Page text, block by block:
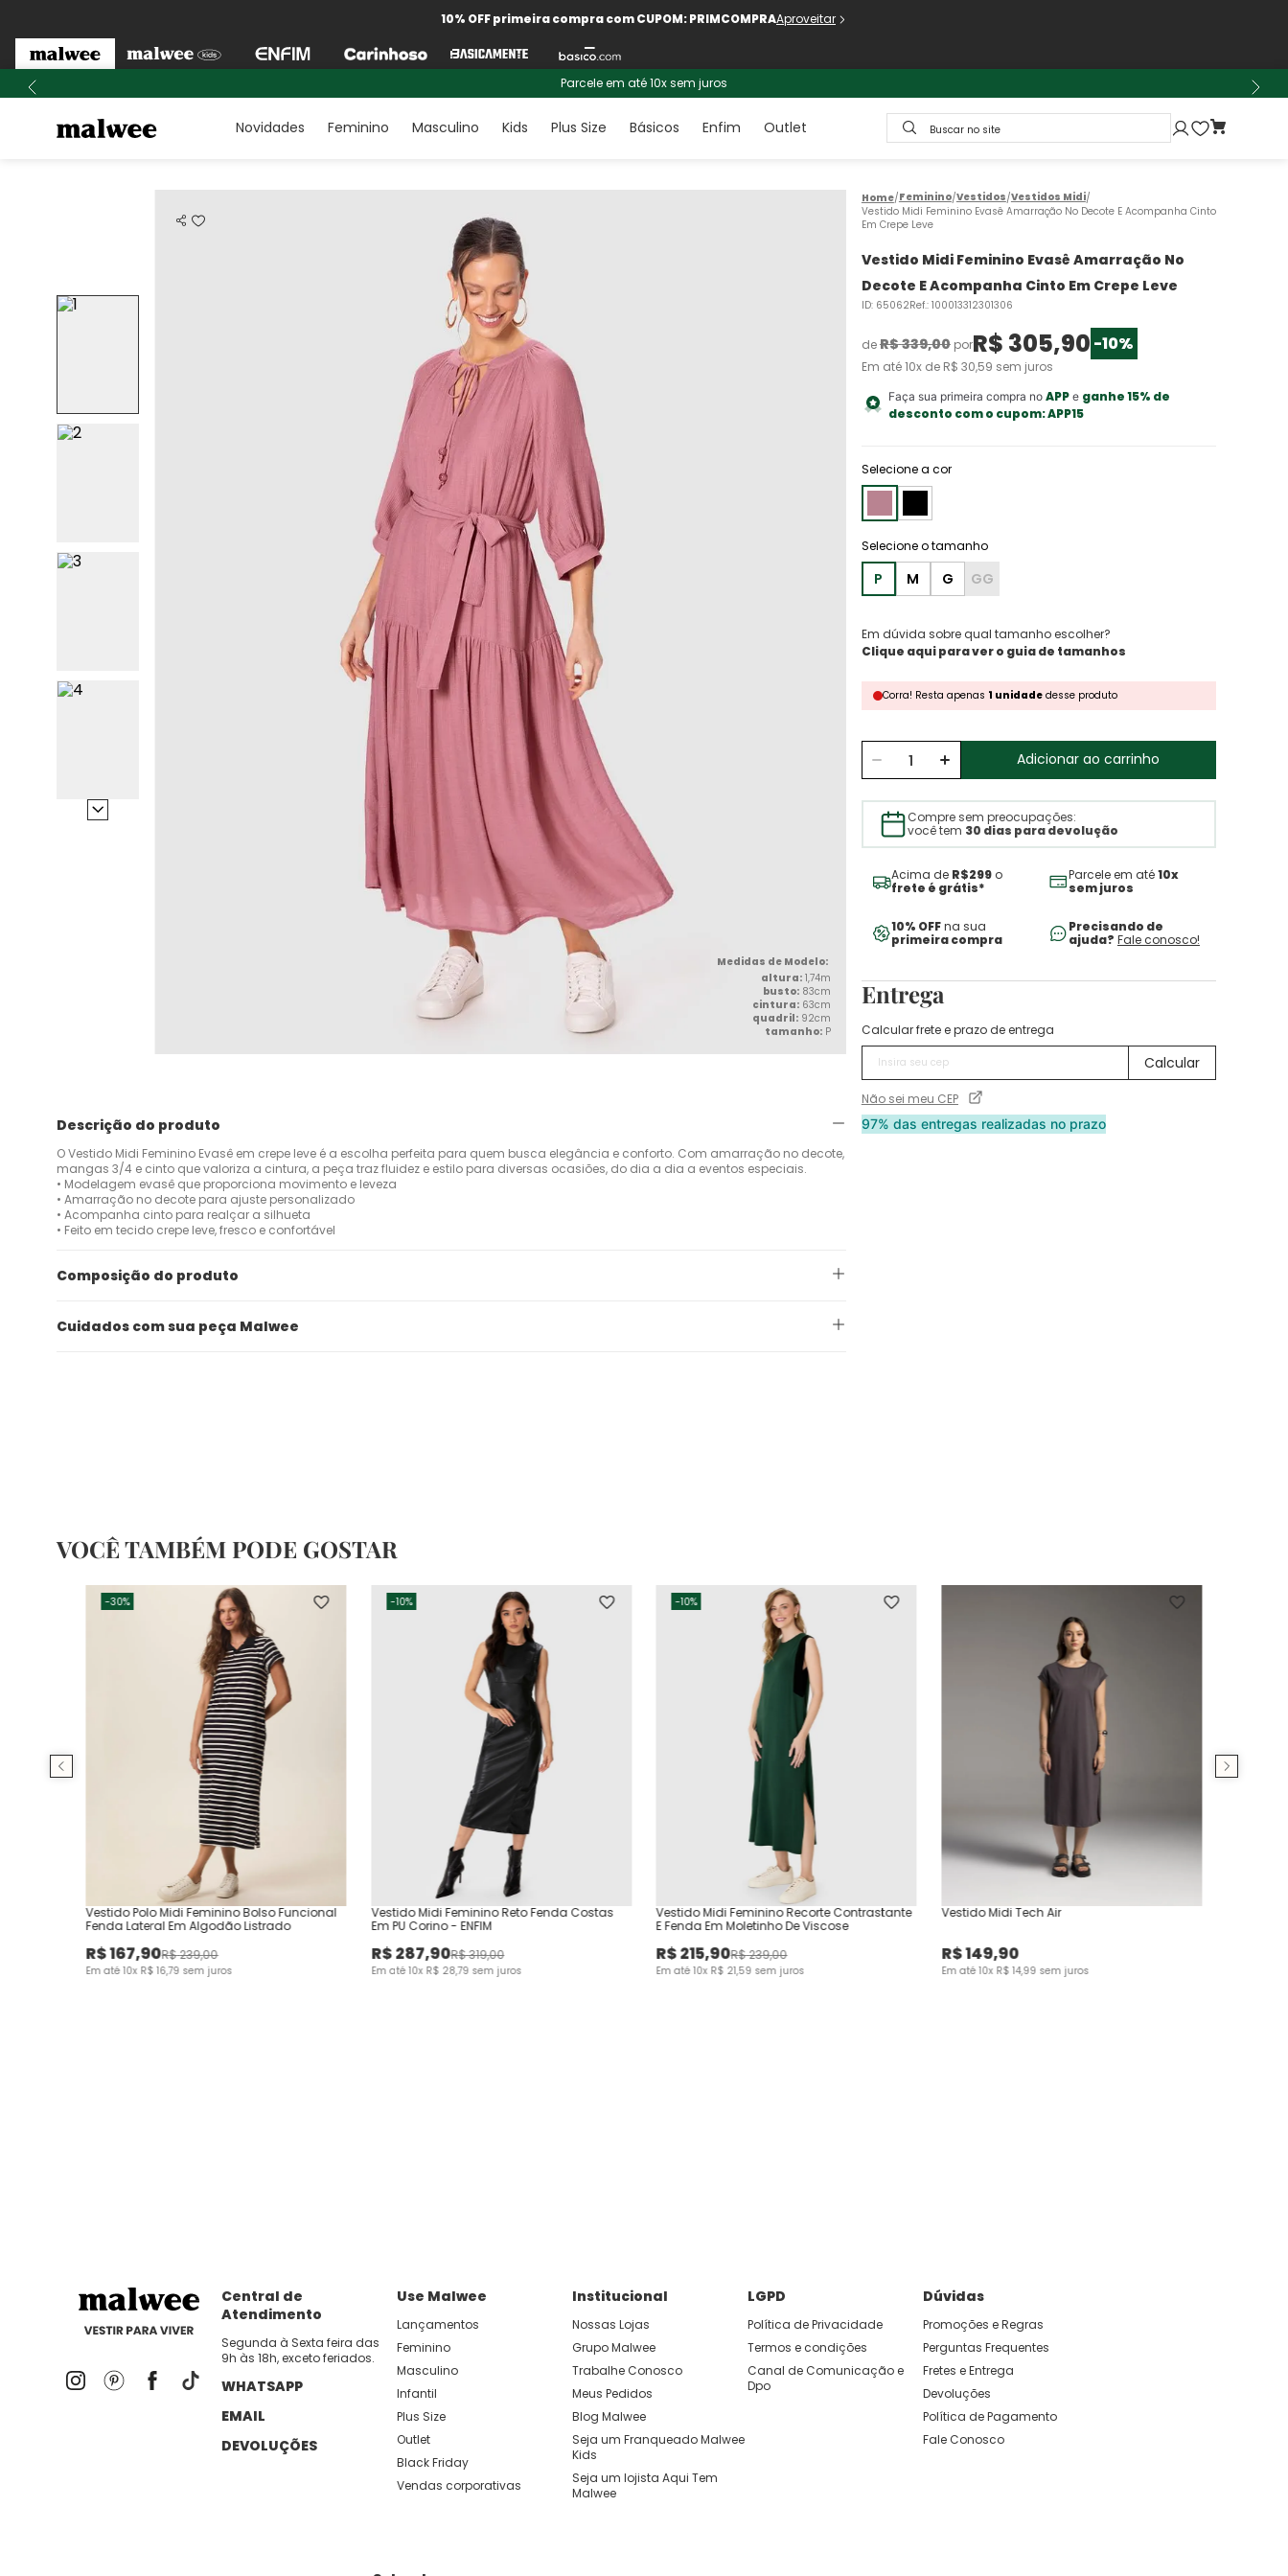
10% OFF primeira compra com CUPOM: PRIMCOMPRAAproveitar
Parcele em até 10x sem juros
Novidades Feminino Masculino Kids Plus Size Básicos Enfim Outlet Buscar no site
altura: 1,74m
busto: 83cm
cintura: 63cm
quadril: 92cm
tamanho: P
Descrição do produto
O Vestido Midi Feminino Evasê em crepe leve é a escolha perfeita para quem busca elegância e conforto. Com amarração no decote,
mangas 3/4 e cinto que valoriza a cintura, a peça traz fluidez e estilo para diversas ocasiões, do dia a dia a eventos especiais.
• Modelagem evasê que proporciona movimento e leveza
• Amarração no decote para ajuste personalizado
• Acompanha cinto para realçar a silhueta
• Feito em tecido crepe leve, fresco e confortável
Composição do produto
Cuidados com sua peça Malwee
Feminino Vestidos Vestidos Midi
Vestido Midi Feminino Evasê Amarração No Decote E Acompanha Cinto
Em Crepe Leve
Vestido Midi Feminino Evasê Amarração No
Decote E Acompanha Cinto Em Crepe Leve
ID: 65062Ref.: 100013312301306
deR$339,00porR$ 305,90 -10%
Em até10x de R$ 30,59 sem juros
Faça sua primeira compra no APPe ganhe 15% de
desconto com o cupom:APP15
Selecione a cor
P M G GG
Em dúvida sobre qual tamanho escolher?
Clique aqui para ver o guia de tamanhos
Corra! Resta apenas 1 unidadedesse produto
Adicionar ao carrinho
Compre sem preocupações:
você tem 30 dias para devolução
Acima de R$299o
frete é grátis*
Parcele em até10x
sem juros
10% OFFna sua
primeira compra
Precisando de
ajuda? Fale conosco!
Entrega
Calcular frete e prazo de entrega
Não sei meu CEP
97% das entregas realizadas no prazo
VOCÊ TAMBÉM PODE GOSTAR
-30%
Vestido Polo Midi Feminino Bolso Funcional
Fenda Lateral Em Algodão Listrado
R$167,90R$239,00
Em até10x R$ 16,79 sem juros
-10%
Vestido Midi Feminino Reto Fenda Costas
Em PU Corino - ENFIM
R$287,90R$319,00
Em até10x R$ 28,79 sem juros
-10%
Vestido Midi Feminino Recorte Contrastante
E Fenda Em Moletinho De Viscose
R$215,90R$239,00
Em até10x R$ 21,59 sem juros
Vestido Midi Tech Air
R$149,90
Em até10x R$ 14,99 sem juros
Central de
Atendimento
Segunda à Sexta feira das
9h às 18h, exceto feriados.
WHATSAPP
EMAIL
DEVOLUÇÕES
Use Malwee
Lançamentos
Feminino
Masculino
Infantil
Plus Size
Outlet
Black Friday
Vendas corporativas
Institucional
Nossas Lojas
Grupo Malwee
Trabalhe Conosco
Meus Pedidos
Blog Malwee
Seja um Franqueado Malwee
Kids
Seja um lojista Aqui Tem
Malwee
LGPD
Política de Privacidade
Termos e condições
Canal de Comunicação e
Dpo
Dúvidas
Promoções e Regras
Perguntas Frequentes
Fretes e Entrega
Devoluções
Política de Pagamento
Fale Conosco